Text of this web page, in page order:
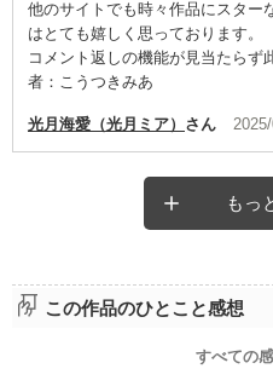
他のサイトでも時々作品にスター
はとても嬉しく思っております。
コメント返しの機能が見当たら
者：こうつきみあ
光月海愛（光月ミア） さん
もっ
この作品のひとこと感想
すべての